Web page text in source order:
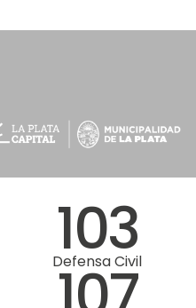
103
Defensa Civil